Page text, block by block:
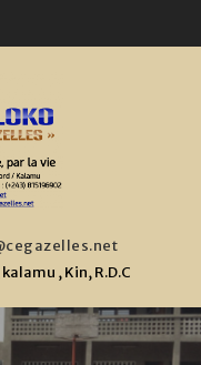
, Kin, R.D.C